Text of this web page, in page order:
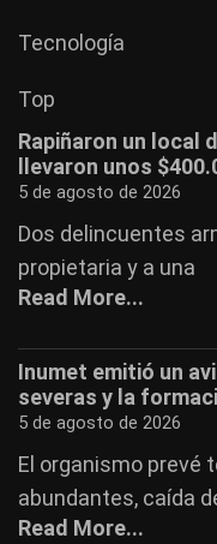
Tecnología
Top
Rapiñaron un local
llevaron unos
5 de agosto de 2026
Dos delincuentes
propietaria y a una
Read More...
Inumet emitió un
severas y la
5 de agosto de 2026
El organismo prevé
abundantes, caída
Read More...